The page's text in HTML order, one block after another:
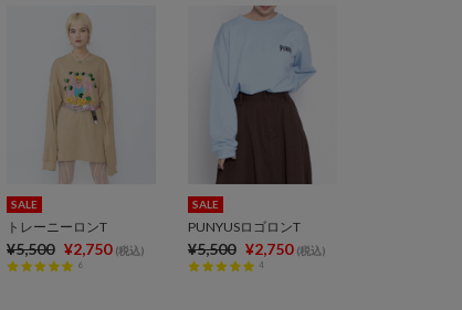
SALE
トレーニーロンT
¥5,500 ¥2,750 (税込)
6
SALE
PUNYUSロゴロンT
¥5,500 ¥2,750 (税込)
4